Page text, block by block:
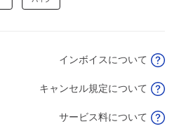
休
13:00～18:00
空き1
インボイスについて
キャンセル規定について
サービス料について